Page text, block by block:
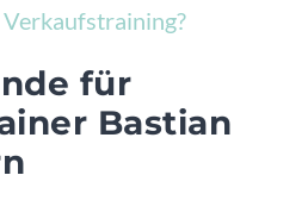
für
Bastian